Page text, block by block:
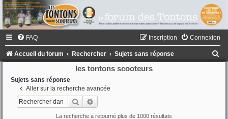
FAQ Connexion
Inscription
Accueil du forum Rechercher Sujets sans réponse
les tontons scooteurs
Sujets sans réponse
Aller sur la recherche avancée
Rechercher
La recherche a retourné plus de 1000 résultats